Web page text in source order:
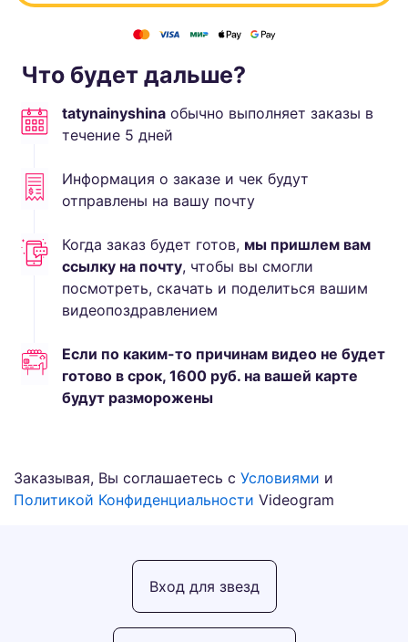
Что будет дальше?
tatynainyshina обычно выполняет заказы в
течение 5 дней
Информация о заказе и чек будут
отправлены на вашу почту
Когда заказ будет готов, мы пришлем вам
ссылку на почту, чтобы вы смогли
посмотреть, скачать и поделиться вашим
видеопоздравлением
Если по каким-то причинам видео не будет
готово в срок, 1600 руб. на вашей карте
будут разморожены
Заказывая, Вы соглашаетесь с Условиями и
Политикой Конфиденциальности Videogram
Вход для звезд